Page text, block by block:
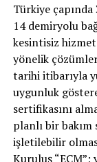
Türkiye
14 demiryolu
kesintisiz
yönelik
tarihi itibarıyla
uygunluk
sertifikasını
planlı bir
işletilebilir
Kuruluş “ECM”;